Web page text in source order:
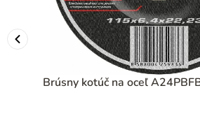
Brúsny kotúč na oceľ